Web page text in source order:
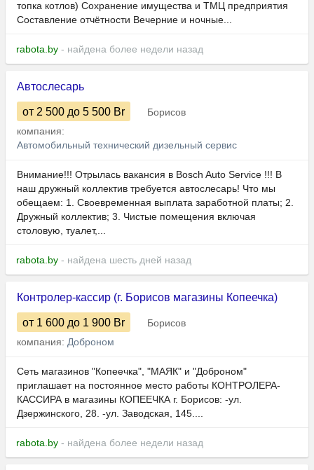
топка котлов) Сохранение имущества и ТМЦ предприятия
Составление отчётности Вечерние и ночные...
rabota.by - найдена более недели назад
Автослесарь
от 2 500 до 5 500 Br
Борисов
компания:
Автомобильный технический дизельный сервис
Внимание!!! Отрылась вакансия в Bosch Auto Service !!! В
наш дружный коллектив требуется автослесарь! Что мы
обещаем: 1. Своевременная выплата заработной платы; 2.
Дружный коллектив; 3. Чистые помещения включая
столовую, туалет,...
rabota.by - найдена шесть дней назад
Контролер-кассир (г. Борисов магазины Копеечка)
от 1 600 до 1 900 Br
Борисов
компания: Доброном
Сеть магазинов "Копеечка", "МАЯК" и "Доброном"
приглашает на постоянное место работы КОНТРОЛЕРА-
КАССИРА в магазины КОПЕЕЧКА г. Борисов: -ул.
Дзержинского, 28. -ул. Заводская, 145....
rabota.by - найдена более недели назад